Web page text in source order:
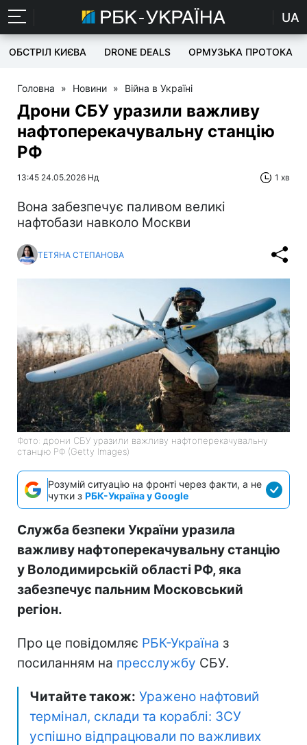
UA
ОБСТРІЛ КИЄВА DRONE DEALS ОРМУЗЬКА ПРОТОКА
Головна » Новини » Війна в Україні
Дрони СБУ уразили важливу
нафтоперекачувальну станцію
РФ
13:45 24.05.2026 Нд 1 хв
Вона забезпечує паливом великі
нафтобази навколо Москви
ТЕТЯНА СТЕПАНОВА
Фото: дрони СБУ уразили важливу нафтоперекачувальну
станцію РФ (Getty Images)
Розумій ситуацію на фронті через факти, а не
чутки з РБК-Україна у Google
Служба безпеки України уразила
важливу нафтоперекачувальну станцію
у Володимирській області РФ, яка
забезпечує пальним Московський
регіон.
Про це повідомляє РБК-Україна з
посиланням на пресслужбу СБУ.
Читайте також: Уражено нафтовий
термінал, склади та кораблі: ЗСУ
успішно відпрацювали по важливих